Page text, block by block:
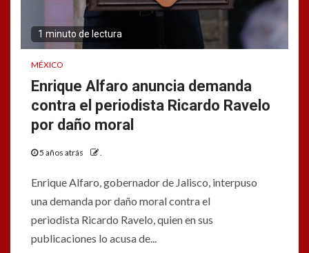
1 minuto de lectura
MÉXICO
Enrique Alfaro anuncia demanda
contra el periodista Ricardo Ravelo
por daño moral
5 años atrás .
Enrique Alfaro, gobernador de Jalisco, interpuso
una demanda por daño moral contra el
periodista Ricardo Ravelo, quien en sus
publicaciones lo acusa de...